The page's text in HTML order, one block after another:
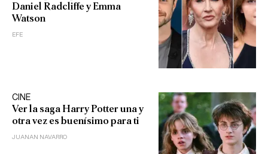
Daniel Radcliffe y Emma
Watson
EFE
CINE
Ver la saga Harry Potter una y
otra vez es buenísimo para ti
JUANAN NAVARRO